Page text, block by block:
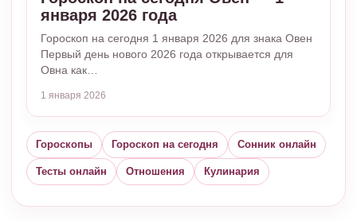
января 2026 года
Гороскоп на сегодня 1 января 2026 для знака Овен
Первый день нового 2026 года открывается для
Овна как…
1 января 2026
Гороскопы Гороскоп на сегодня Сонник онлайн
Тесты онлайн Отношения Кулинария